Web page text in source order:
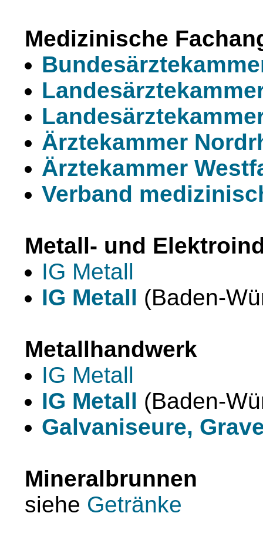
Medizinische
Ärztekammer
Ärztekammer
Verband
Metall- und
IG Metall
IG Metall (Baden-
Metallhandwerk
IG Metall
IG Metall (Baden-
Galvaniseure,
Mineralbrunnen
siehe Getränke